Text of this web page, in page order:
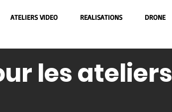
ATELIERS VIDEO REALISATIONS DRONE
les ateliers